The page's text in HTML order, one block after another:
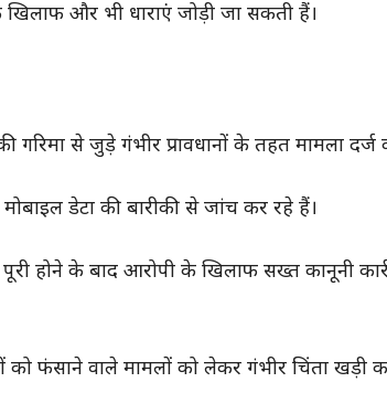
और भी धाराएं जोड़ी जा सकती हैं।
से जुड़े गंभीर प्रावधानों के तहत मामला दर्ज
डेटा की बारीकी से जांच कर रहे हैं।
होने के बाद आरोपी के खिलाफ सख्त कानूनी
को फंसाने वाले मामलों को लेकर गंभीर चिंता खड़ी